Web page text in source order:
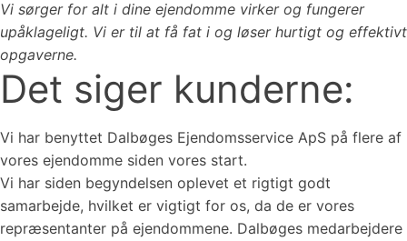
Vi sørger for alt i dine ejendomme virker og fungerer
upåklageligt. Vi er til at få fat i og løser hurtigt og effektivt
opgaverne.
Det siger kunderne:
Vi har benyttet Dalbøges Ejendomsservice ApS på flere af
vores ejendomme siden vores start.
Vi har siden begyndelsen oplevet et rigtigt godt
samarbejde, hvilket er vigtigt for os, da de er vores
repræsentanter på ejendommene. Dalbøges medarbejdere